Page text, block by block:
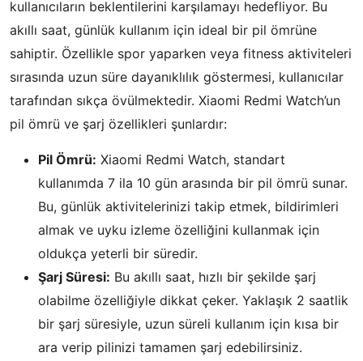
kullanıcıların beklentilerini karşılamayı hedefliyor. Bu
akıllı saat, günlük kullanım için ideal bir pil ömrüne
sahiptir. Özellikle spor yaparken veya fitness aktiviteleri
sırasında uzun süre dayanıklılık göstermesi, kullanıcılar
tarafından sıkça övülmektedir. Xiaomi Redmi Watch’un
pil ömrü ve şarj özellikleri şunlardır:
Pil Ömrü: Xiaomi Redmi Watch, standart
kullanımda 7 ila 10 gün arasında bir pil ömrü sunar.
Bu, günlük aktivitelerinizi takip etmek, bildirimleri
almak ve uyku izleme özelliğini kullanmak için
oldukça yeterli bir süredir.
Şarj Süresi: Bu akıllı saat, hızlı bir şekilde şarj
olabilme özelliğiyle dikkat çeker. Yaklaşık 2 saatlik
bir şarj süresiyle, uzun süreli kullanım için kısa bir
ara verip pilinizi tamamen şarj edebilirsiniz.